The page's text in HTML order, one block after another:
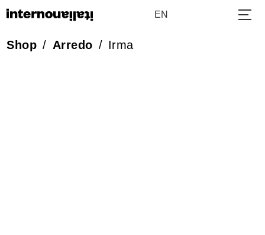
EN
Shop / Arredo / Irma